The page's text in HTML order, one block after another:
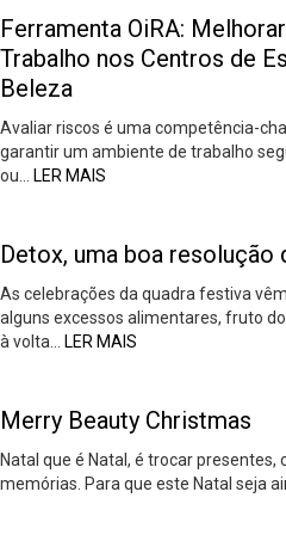
Ferramenta OiRA:
Trabalho nos Centros de
Beleza
Avaliar riscos é uma competência-
garantir um ambiente de trabalho
ou…
LER MAIS
Detox, uma boa resolução
As celebrações da quadra festiva
alguns excessos alimentares, fruto
à volta…
LER MAIS
Merry Beauty Christmas
Natal que é Natal, é trocar
memórias. Para que este Natal seja